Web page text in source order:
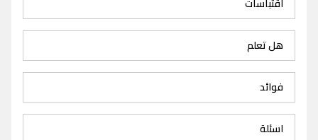
اقتباسات
هل تعلم
فوائد
اسئلة